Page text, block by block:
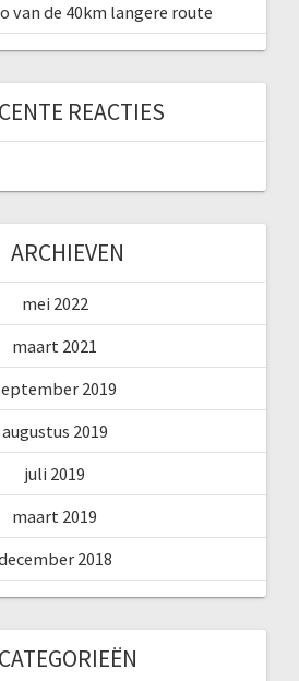
van de 40km langere route
REACTIES
ARCHIEVEN
mei 2022
maart 2021
2019
augustus 2019
juli 2019
maart 2019
2018
CATEGORIEËN